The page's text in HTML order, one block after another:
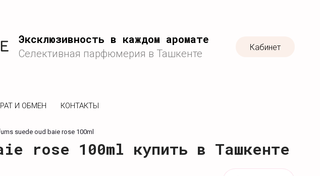
Эксклюзивность в каждом аромате
Селективная парфюмерия в Ташкенте
Кабинет
И ОБМЕН КОНТАКТЫ
suede oud baie rose 100ml
rose 100ml купить в Ташкенте